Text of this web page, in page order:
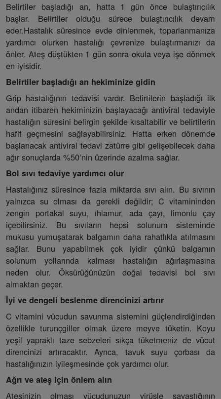
Belirtiler başladığı an, hatta 1 gün önce bulaştırıcılık
başlar. Belirtiler olduğu sürece bulaştırıcılık devam
eder.Hastalık süresince evde dinlenmek, toparlanmanıza
yardımcı olurken hastalığı çevrenize bulaştırmanızı da
önler. Ateş düştükten 1 gün sonra okula veya işe dönmek
en iyisidir.
Belirtiler başladığı an hekiminize gidin
Grip hastalığının tedavisi vardır. Belirtilerin başladığı ilk
andan itibaren hekiminizin başlayacağı antiviral tedaviyle
hastalığın süresini belirgin şekilde kısaltabilir ve belirtilerin
hafif geçmesini sağlayabilirsiniz. Hatta erken dönemde
başlanacak antiviral tedavi zatürre gibi gelişebilecek daha
ağır sonuçlarda %50’nin üzerinde azalma sağlar.
Bol sıvı tedaviye yardımcı olur
Hastalığınız süresince fazla miktarda sıvı alın. Bu sıvının
yalnızca su olması da gerekli değildir; C vitamininden
zengin portakal suyu, ıhlamur, ada çayı, limonlu çay
içebilirsiniz. Bu sıvıların hepsi solunum sisteminde
mukusu yumuşatarak balgamın daha rahatlıkla atılmasını
sağlar. Bunu yapabilmek çok iyidir çünkü balgamın
solunum yollarında kalması hastalığın ağırlaşmasına
neden olur. Öksürüğünüzün doğal tedavisi bol sıvı
almaktan geçer.
İyi ve dengeli beslenme direncinizi artırır
C vitamini vücudun savunma sistemini güçlendirdiğinden
özellikle turunçgiller olmak üzere meyve tüketin. Koyu
yeşil yapraklı taze sebzeleri sıkça tüketmeniz de vücut
direncinizi artıracaktır. Ayrıca, tavuk suyu çorbası da
hastalığınızın iyileşmesinde çok yardımcı olur.
Ağrı ve ateş için önlem alın
Ateşinizin olması vücudunuzun virüsle savaştığının